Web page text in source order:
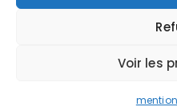
Voir les